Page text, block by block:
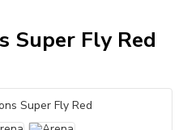
Super Fly Red